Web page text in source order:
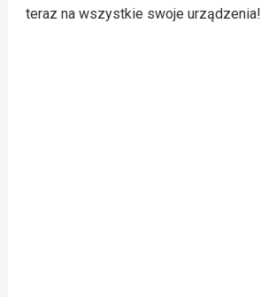
teraz na wszystkie swoje urządzenia!